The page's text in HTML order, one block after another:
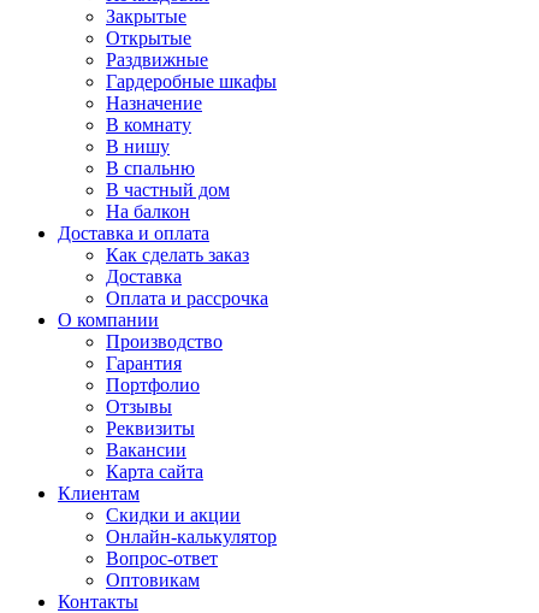
Закрытые
Открытые
Раздвижные
Гардеробные шкафы
Назначение
В комнату
В нишу
В спальню
В частный дом
На балкон
Доставка и оплата
Как сделать заказ
Доставка
Оплата и рассрочка
О компании
Производство
Гарантия
Портфолио
Отзывы
Реквизиты
Вакансии
Карта сайта
Клиентам
Скидки и акции
Онлайн-калькулятор
Вопрос-ответ
Оптовикам
Контакты